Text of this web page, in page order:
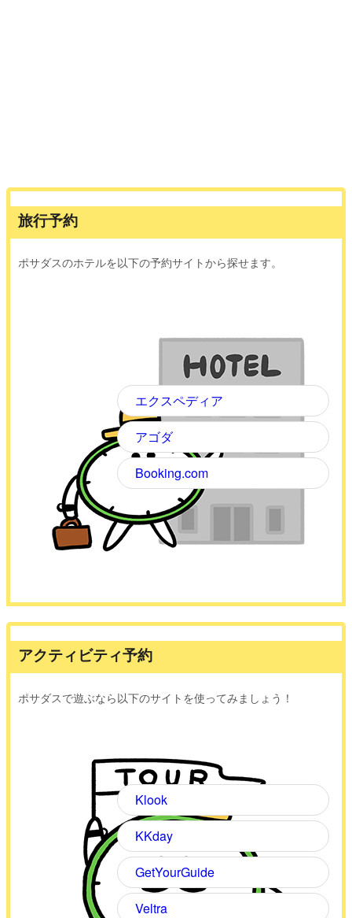
旅行予約
ポサダスのホテルを以下の予約サイトから探せます。
エクスペディア
アゴダ
Booking.com
アクティビティ予約
ポサダスで遊ぶなら以下のサイトを使ってみましょう！
Klook
KKday
GetYourGuide
Veltra